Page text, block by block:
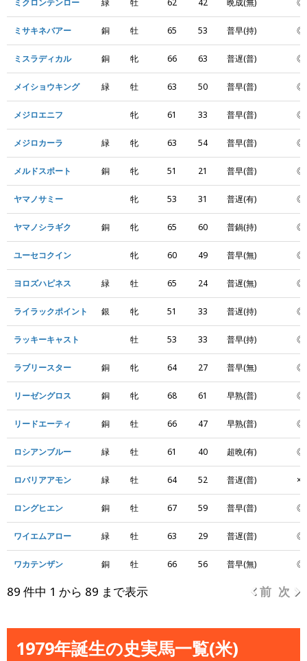
ミクロンテンロー 緑 牡 62 42 晩成(無) ◎
ミサキネバアー 銅 牡 65 53 普早(持) ◎
ミスラディカル 銅 牝 66 63 普遅(普) ◎
メイショウキング 緑 牡 63 50 普早(普) ◎
メジロエニフ 牝 61 33 普早(普) ◎
メジロカーラ 緑 牝 63 54 普早(普) ◎
メルドスポート 銅 牝 51 21 普早(普) ◎
ヤマノサミー 牝 53 31 普遅(有) ◎
ヤマノシラギク 銅 牝 65 60 普鍋(持) ◎
ユーセコクイン 牝 60 49 普早(無) ◎
ヨロズハピネス 緑 牡 65 24 普遅(無) ◎
ライラックポイント 銀 牝 51 33 普遅(持) ◎
ラッキーキャスト 牡 53 33 普早(持) ◎
ラブリースター 銅 牝 64 27 普早(無) ◎
リーゼングロス 銅 牝 68 61 早熟(普) ◎
リードエーティ 銅 牡 66 47 早熟(普) ◎
ロシアンブルー 緑 牡 61 40 超晩(有) ◎
ロバリアアモン 緑 牡 64 52 普遅(普) ×
ロングヒエン 銅 牡 67 59 普早(普) ◎
ワイエムアロー 緑 牡 63 29 普遅(普) ◎
ワカテンザン 銅 牡 66 56 普早(無) ◎
89 件中 1 から 89 まで表示 前 次
1979年誕生の史実馬一覧(米)